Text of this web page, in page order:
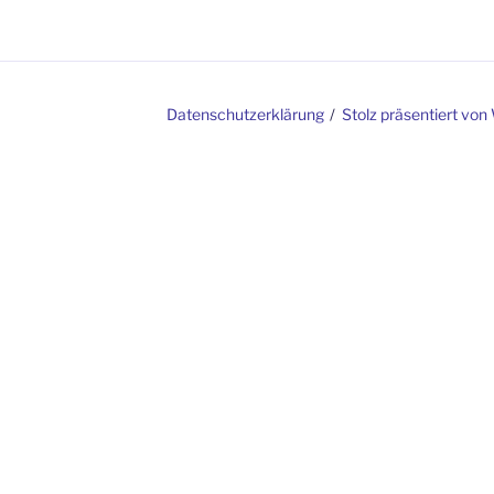
Datenschutzerklärung Stolz präsentiert von